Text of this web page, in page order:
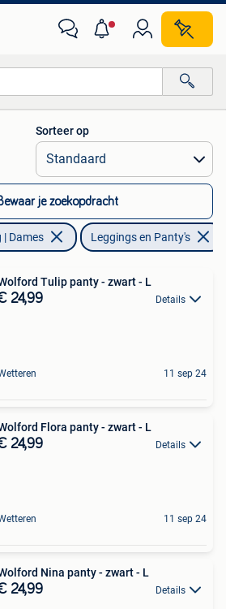
Alle afstanden…
Sorteer op
je zoekopdracht
| Dames Leggings en Panty's
Tulip panty - zwart - L
24,99 Details
11 sep 24
Flora panty - zwart - L
24,99 Details
11 sep 24
Nina panty - zwart - L
24,99 Details